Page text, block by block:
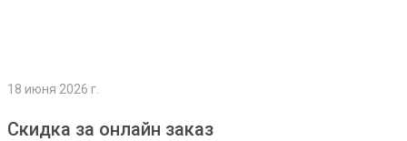
18 июня 2026 г.
Скидка за онлайн заказ